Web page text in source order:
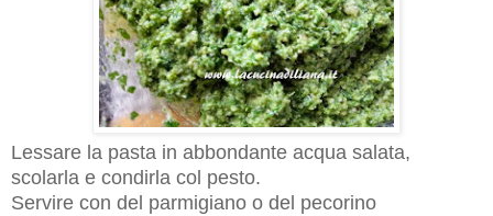
Lessare la pasta in abbondante acqua salata,
scolarla e condirla col pesto.
Servire con del parmigiano o del pecorino